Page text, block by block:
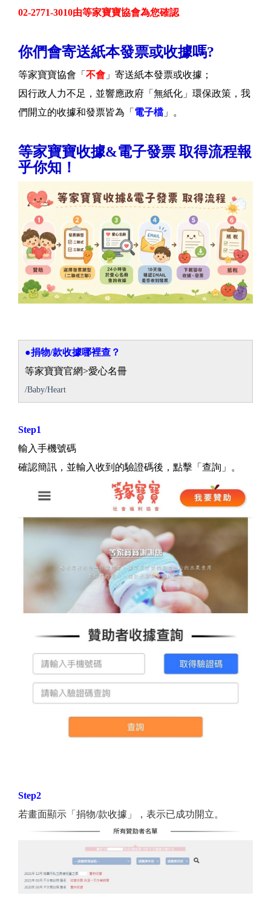
02-2771-3010由等家寶寶協會為您確認
你們會寄送紙本發票或收據嗎?
等家寶寶協會「 不會 」寄送紙本發票或收據；
因行政人力不足，並響應政府「無紙化」環保政策，我
們開立的收據和發票皆為「 電子檔 」。
等家寶寶收據&電子發票 取得流程報
乎你知！
●捐物/款收據哪裡查？
等家寶寶官網>愛心名冊
/Baby/Heart
Step1
輸入手機號碼
確認簡訊，並輸入收到的驗證碼後，點擊「查詢」。
Step2
若畫面顯示「捐物/款收據」，表示已成功開立。